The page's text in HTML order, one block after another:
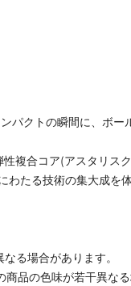
パクトの瞬間に、ボー
複合コア(アスタリス
わたる技術の集大成を
る場合があります。
品の色味が若干異な